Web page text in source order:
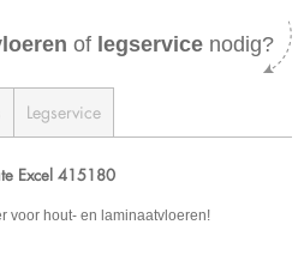
of legservice nodig?
Legservice
Excel 415180
voor hout- en laminaatvloeren!